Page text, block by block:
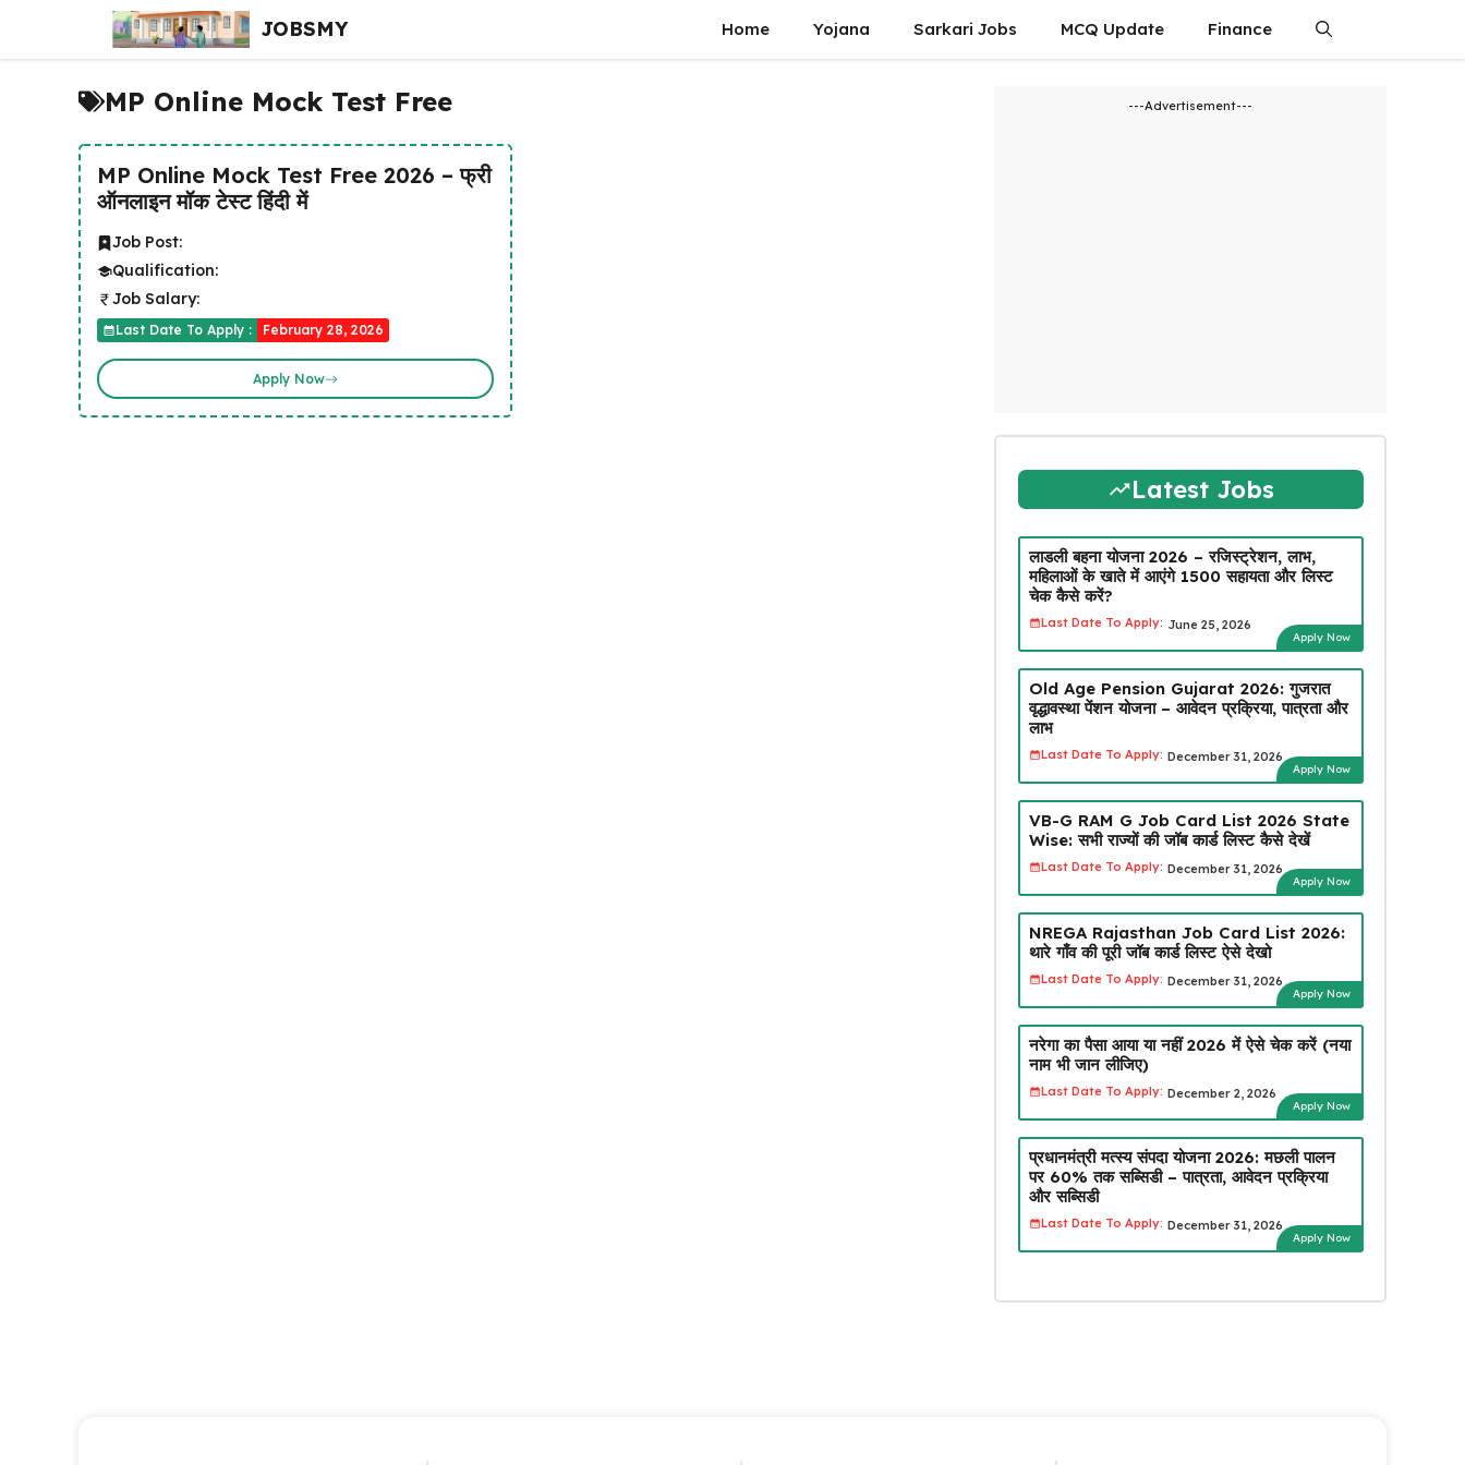
content
JOBSMY Home Yojana Sarkari Jobs MCQ Update Finance
MP Online Mock Test Free
MP Online Mock Test Free 2026 – फ्री
ऑनलाइन मॉक टेस्ट हिंदी में
Job Post:
Qualification:
Job Salary:
Last Date To Apply : February 28, 2026
Apply Now
---Advertisement---
Latest Jobs
लाडली बहना योजना 2026 – रजिस्ट्रेशन, लाभ,
महिलाओं के खाते में आएंगे ₹1500 सहायता और लिस्ट
चेक कैसे करें?
Last Date To Apply: June 25, 2026
Apply Now
Old Age Pension Gujarat 2026: गुजरात
वृद्धावस्था पेंशन योजना – आवेदन प्रक्रिया, पात्रता और
लाभ
Last Date To Apply: December 31, 2026
Apply Now
VB-G RAM G Job Card List 2026 State
Wise: सभी राज्यों की जॉब कार्ड लिस्ट कैसे देखें
Last Date To Apply: December 31, 2026
Apply Now
NREGA Rajasthan Job Card List 2026:
थारे गाँव की पूरी जॉब कार्ड लिस्ट ऐसे देखो
Last Date To Apply: December 31, 2026
Apply Now
नरेगा का पैसा आया या नहीं 2026 में ऐसे चेक करें (नया
नाम भी जान लीजिए)
Last Date To Apply: December 2, 2026
Apply Now
प्रधानमंत्री मत्स्य संपदा योजना 2026: मछली पालन
पर 60% तक सब्सिडी – पात्रता, आवेदन प्रक्रिया
और सब्सिडी
Last Date To Apply: December 31, 2026
Apply Now